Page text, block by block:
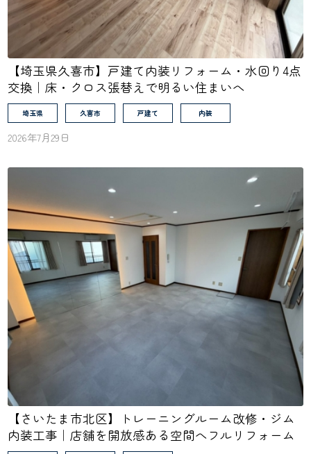
【埼玉県久喜市】戸建て内装リフォーム・水回り4点
交換｜床・クロス張替えで明るい住まいへ
埼玉県 久喜市 戸建て 内装
2026年7月29日
【さいたま市北区】トレーニングルーム改修・ジム
内装工事｜店舗を開放感ある空間へフルリフォーム